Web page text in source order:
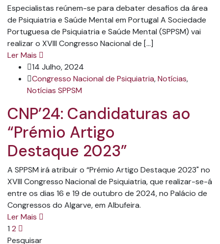
Especialistas reúnem-se para debater desafios da área
de Psiquiatria e Saúde Mental em Portugal A Sociedade
Portuguesa de Psiquiatria e Saúde Mental (SPPSM) vai
realizar o XVIII Congresso Nacional de […]
Ler Mais
14 Julho, 2024
Congresso Nacional de Psiquiatria,Notícias,
Notícias SPPSM
CNP’24: Candidaturas ao
“Prémio Artigo
Destaque 2023”
A SPPSM irá atribuir o “Prémio Artigo Destaque 2023" no
XVIII Congresso Nacional de Psiquiatria, que realizar-se-á
entre os dias 16 e 19 de outubro de 2024, no Palácio de
Congressos do Algarve, em Albufeira.
Ler Mais
1 2
Pesquisar